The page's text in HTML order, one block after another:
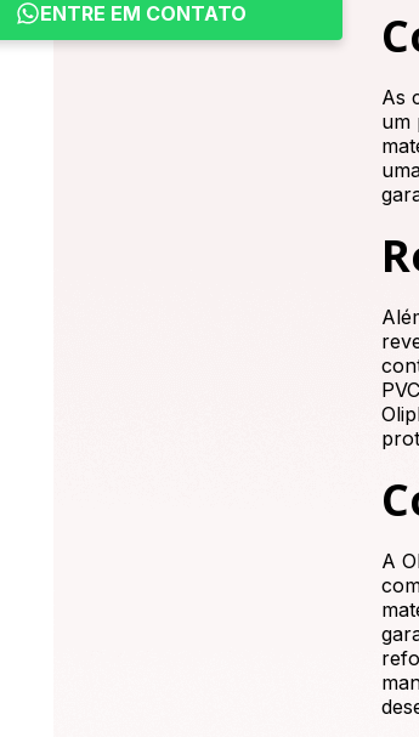
ENTRE EM CONTATO
As
um
A